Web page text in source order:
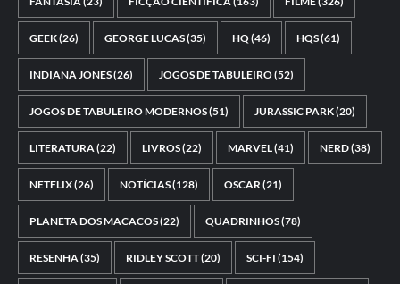
GEEK(26) GEORGE LUCAS(35) HQ(46) HQS(61)
INDIANA JONES(26) JOGOS DE TABULEIRO(52)
JOGOS DE TABULEIRO MODERNOS(51) JURASSIC PARK(20)
LITERATURA(22) LIVROS(22) MARVEL(41) NERD(38)
NETFLIX(26) NOTÍCIAS(128) OSCAR(21)
PLANETA DOS MACACOS(22) QUADRINHOS(78)
RESENHA(35) RIDLEY SCOTT(20) SCI-FI (154)